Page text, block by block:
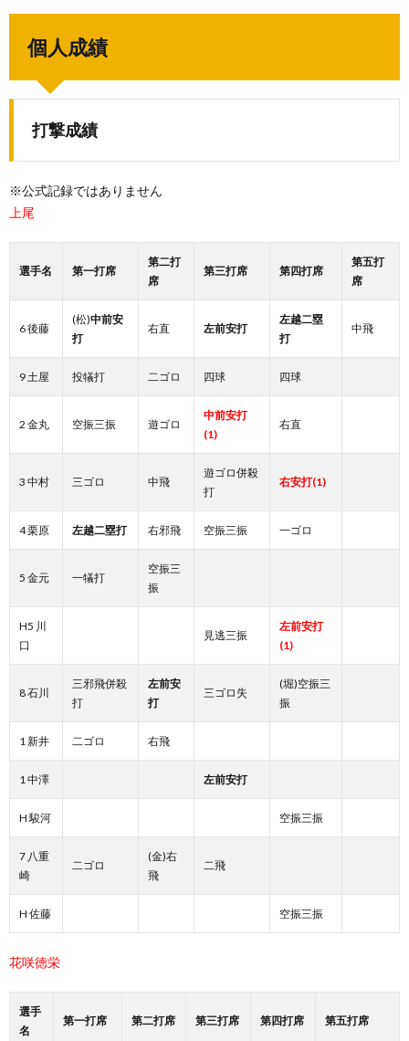
個人成績
打撃成績
※公式記録ではありません
上尾
選手名 第一打席
第二打
席
第三打席 第四打席
第五打
席
6 後藤
(松)中前安
打
右直 左前安打
左越二塁
打
中飛
9 土屋 投犠打 二ゴロ 四球 四球
2 金丸 空振三振 遊ゴロ
中前安打
(1)
右直
3 中村 三ゴロ 中飛
遊ゴロ併殺
打
右安打(1)
4 栗原 左越二塁打 右邪飛 空振三振 一ゴロ
5 金元 一犠打
空振三
振
H5 川
口
見逃三振
左前安打
(1)
8 石川
三邪飛併殺
打
左前安
打
三ゴロ失
(堀)空振三
振
1 新井 二ゴロ 右飛
1 中澤 左前安打
H 駿河 空振三振
7 八重
崎
二ゴロ
(金)右
飛
二飛
H 佐藤 空振三振
花咲徳栄
選手
名
第一打席 第二打席 第三打席 第四打席 第五打席